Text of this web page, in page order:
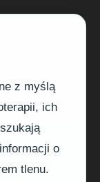
z myślą
ich
o
tlenu.